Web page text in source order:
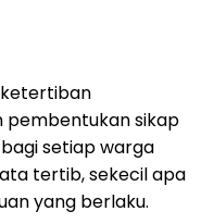
ketertiban
pembentukan sikap
setiap warga
tertib, sekecil apa
yang berlaku.